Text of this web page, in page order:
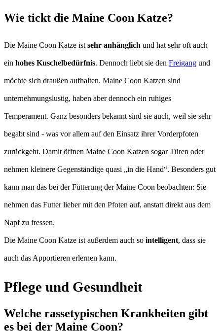
Wie tickt die Maine Coon Katze?
Die Maine Coon Katze ist sehr anhänglich und hat sehr oft auch
ein hohes Kuschelbedürfnis. Dennoch liebt sie den Freigang und
möchte sich draußen aufhalten. Maine Coon Katzen sind
unternehmungslustig, haben aber dennoch ein ruhiges
Temperament. Ganz besonders bekannt sind sie auch, weil sie sehr
begabt sind - was vor allem auf den Einsatz ihrer Vorderpfoten
zurückgeht. Damit öffnen Maine Coon Katzen sogar Türen oder
nehmen kleinere Gegenständige quasi „in die Hand“. Besonders gut
kann man das bei der Fütterung der Maine Coon beobachten: Sie
nehmen das Futter lieber mit den Pfoten auf, anstatt direkt aus dem
Napf zu fressen.
Die Maine Coon Katze ist außerdem auch so intelligent, dass sie
auch das Apportieren erlernen kann.
Pflege und Gesundheit
Welche rassetypischen Krankheiten gibt
es bei der Maine Coon?